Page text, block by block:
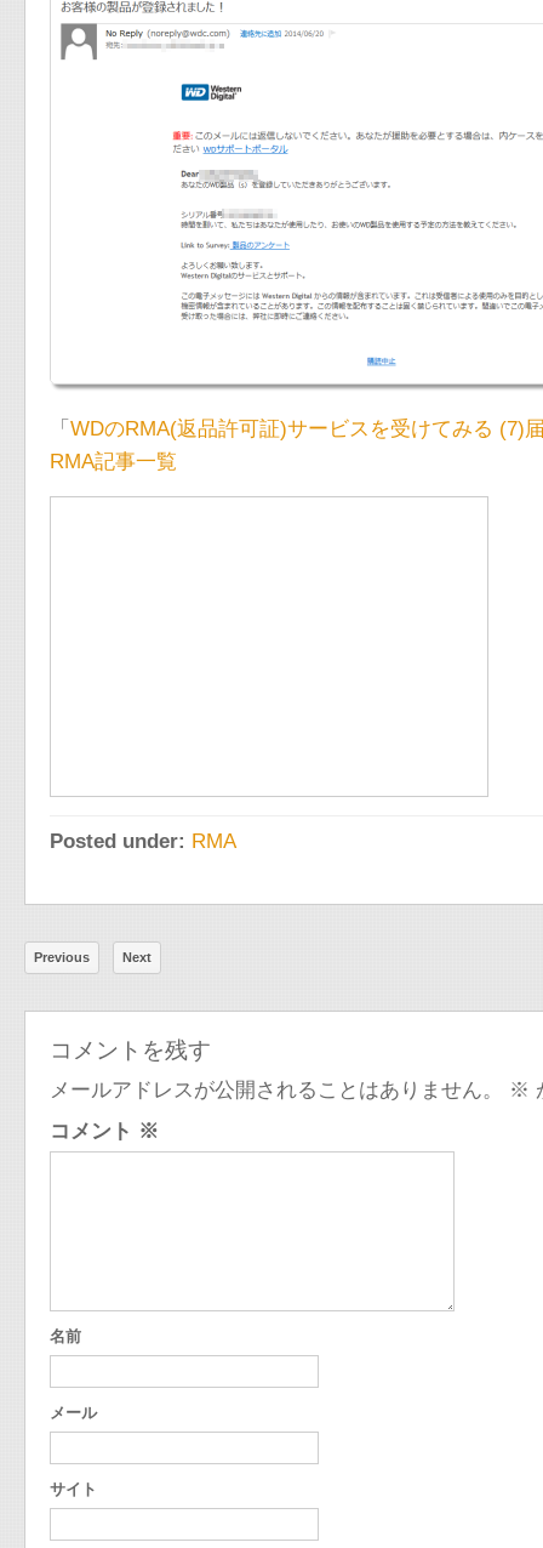
「 WDのRMA(返品許可証)サービスを受けてみる (7)
RMA記事一覧
Posted under: RMA
Previous Next
コメントを残す
メールアドレスが公開されることはありません。 ※
コメント ※
名前
メール
サイト